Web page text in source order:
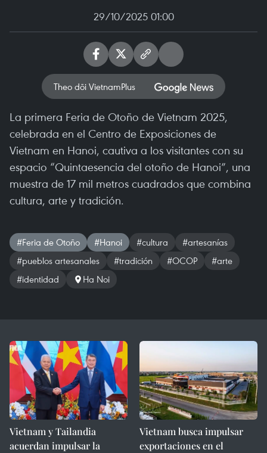
29/10/2025 01:00
Theo dõi VietnamPlus
La primera Feria de Otoño de Vietnam 2025,
celebrada en el Centro de Exposiciones de
Vietnam en Hanoi, cautiva a los visitantes con su
espacio “Quintaesencia del otoño de Hanoi”, una
muestra de 17 mil metros cuadrados que combina
cultura, arte y tradición.
#Feria de Otoño #Hanoi #cultura
#artesanías
#pueblos artesanales
#tradición #OCOP
#arte
#identidad
Ha Noi
Vietnam y Tailandia
acuerdan impulsar la
Vietnam busca impulsar
exportaciones en el